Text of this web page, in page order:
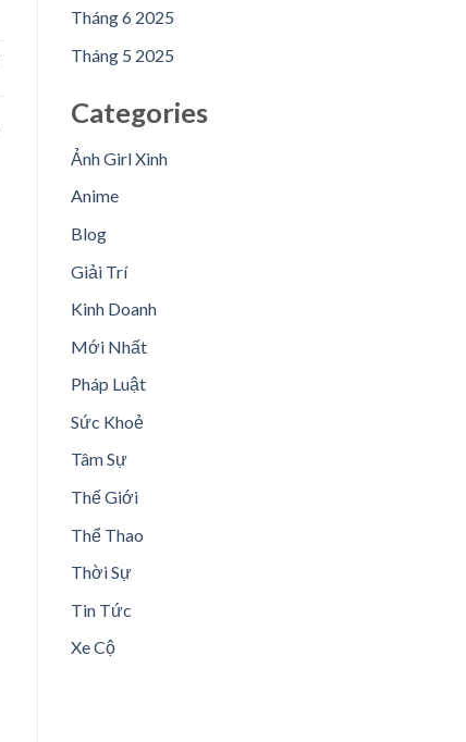
Tháng 6 2025
Tháng 5 2025
Categories
Ảnh Girl Xinh
Anime
Blog
Giải Trí
Kinh Doanh
Mới Nhất
Pháp Luật
Sức Khoẻ
Tâm Sự
Thế Giới
Thể Thao
Thời Sự
Tin Tức
Xe Cộ